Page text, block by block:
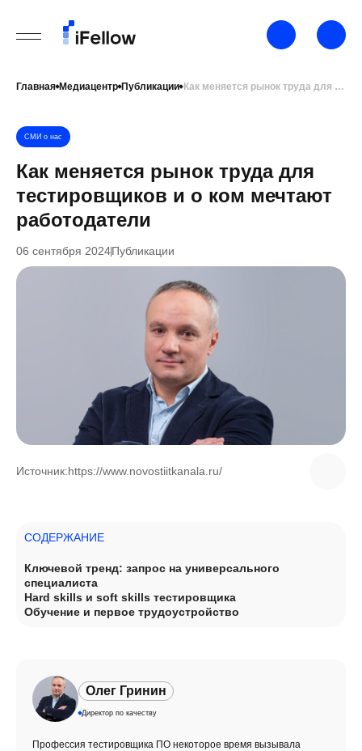
Главная Медиацентр Публикации Как меняется рынок труда для тестировщиков и о ком мечтают работодатели
Как меняется рынок труда для
тестировщиков и о ком мечтают
работодатели
СМИ о нас
06 сентября 2024Публикации
Источник:https://www.novostiitkanala.ru/
СОДЕРЖАНИЕ
Ключевой тренд: запрос на универсального
специалиста
Hard skills и soft skills тестировщика
Обучение и первое трудоустройство
Олег Гринин
Директор по качеству
Профессия тестировщика ПО некоторое время вызывала